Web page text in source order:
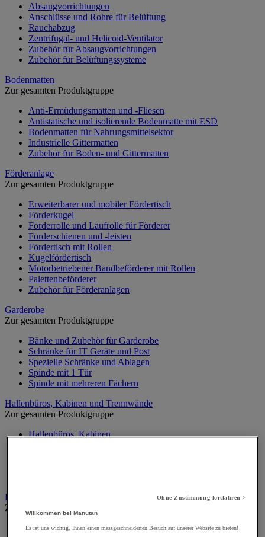
Absaugvorrichtungen
Anschlüsse und Rohre für Belüftung
Rauchabzug
Zentrifugal- und Helicoid-Ventilator
Zubehör für Absaugvorrichtungen
Zubehör für Belüftungssysteme
Bodenmatten
Zur gesamten Produktgruppe
Anti-Ermüdungsmatten und -Fliesen
Antistatische und isolierende Bodenmatte mit ESD
Bodenmatten für Nahrungsmittelsektor
Industrielle Gittermatten
Zubehör für Boden- und Gittermatten
Förderanlage
Zur gesamten Produktgruppe
Erweiterbarer und mobiler Fördertisch
Förderkugel
Förderrolle und Laufrolle für Förderer
Förderschienen und -leisten
Fördertisch mit Rollen
Kugelfördertisch
Motorbetriebener Bandbeförderer mit Rollen
Palettenbeförderer
Zubehör für Förderanlagen
Garderobe
Zur gesamten Produktgruppe
Bänke und Zubehör für Garderobe
Schränke für IT Geräte und Post
Spezielle Schränke und Ablagen
Spinde mit 1 Tür
Spinde mit mehreren Fächern
Hallenbüros, Kabinen und Trennwände
Zur gesamten Produktgruppe
Hallenbüros, Kabinen
Heizung, Lufterfrischer und -entfeuchter
Zur gesamten Produktgruppe
Elektrische Heizung
Ohne Zustimmung fortfahren >
Willkommen bei Manutan
Es ist uns wichtig, Ihnen einen massgeschneiderten Besuch auf unserer Website zu bieten!